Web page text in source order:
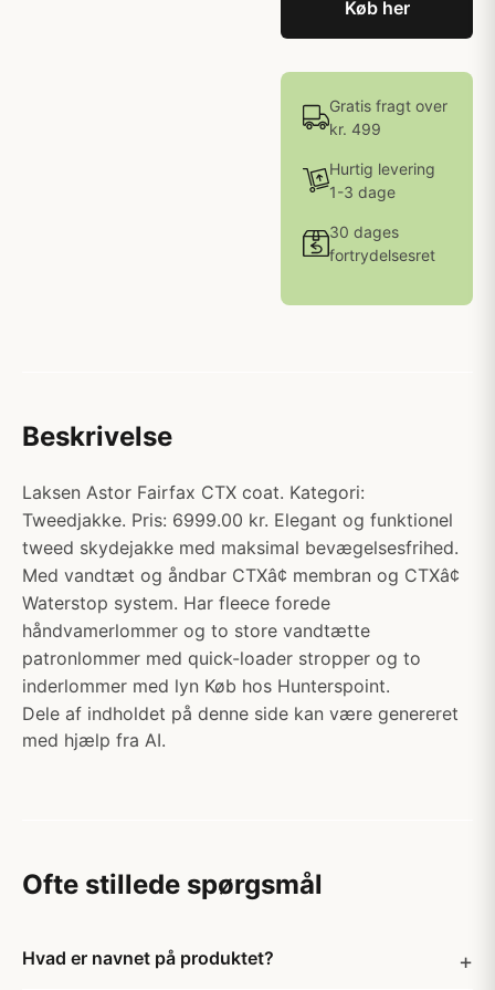
Køb her
Gratis fragt over
kr. 499
Hurtig levering
1-3 dage
30 dages
fortrydelsesret
Beskrivelse
Laksen Astor Fairfax CTX coat. Kategori:
Tweedjakke. Pris: 6999.00 kr. Elegant og funktionel
tweed skydejakke med maksimal bevægelsesfrihed.
Med vandtæt og åndbar CTXâ¢ membran og CTXâ¢
Waterstop system. Har fleece forede
håndvamerlommer og to store vandtætte
patronlommer med quick-loader stropper og to
inderlommer med lyn Køb hos Hunterspoint.
Dele af indholdet på denne side kan være genereret
med hjælp fra AI.
Ofte stillede spørgsmål
Hvad er navnet på produktet?